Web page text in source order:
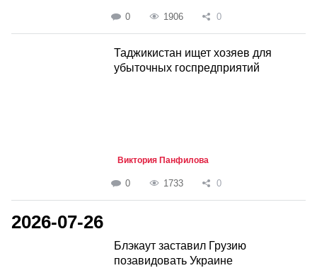
0 1906 0
Таджикистан ищет хозяев для
убыточных госпредприятий
Виктория Панфилова
0 1733 0
2026-07-26
Блэкаут заставил Грузию
позавидовать Украине